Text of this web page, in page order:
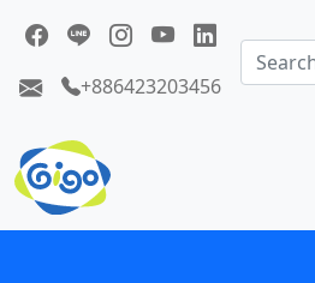
+886423203456